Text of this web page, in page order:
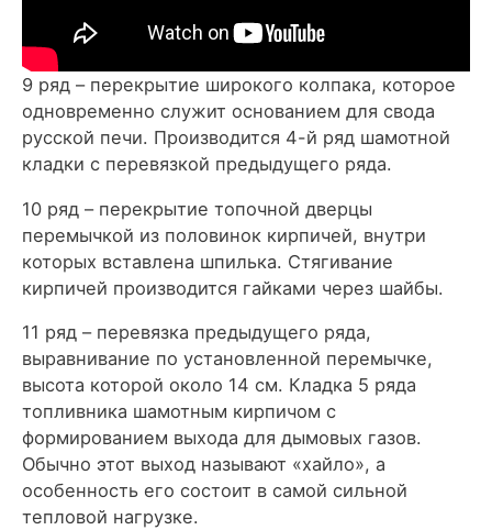
9 ряд – перекрытие широкого колпака, которое
одновременно служит основанием для свода
русской печи. Производится 4-й ряд шамотной
кладки с перевязкой предыдущего ряда.
10 ряд – перекрытие топочной дверцы
перемычкой из половинок кирпичей, внутри
которых вставлена шпилька. Стягивание
кирпичей производится гайками через шайбы.
11 ряд – перевязка предыдущего ряда,
выравнивание по установленной перемычке,
высота которой около 14 см. Кладка 5 ряда
топливника шамотным кирпичом с
формированием выхода для дымовых газов.
Обычно этот выход называют «хайло», а
особенность его состоит в самой сильной
тепловой нагрузке.